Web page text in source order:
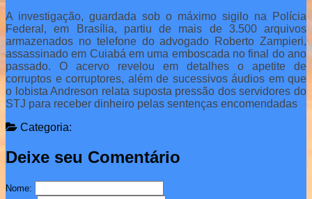
A investigação, guardada sob o máximo sigilo na Polícia
Federal, em Brasília, partiu de mais de 3.500 arquivos
armazenados no telefone do advogado Roberto Zampieri,
assassinado em Cuiabá em uma emboscada no final do ano
passado. O acervo revelou em detalhes o apetite de
corruptos e corruptores, além de sucessivos áudios em que
o lobista Andreson relata suposta pressão dos servidores do
STJ para receber dinheiro pelas sentenças encomendadas
Categoria:
Deixe seu Comentário
Nome: